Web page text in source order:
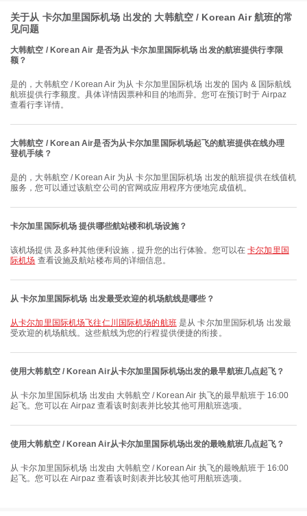
关于从 卡尔加里国际机场 出发的 大韩航空 / Korean Air 航班的常
见问题
大韩航空 / Korean Air 是否为从 卡尔加里国际机场 出发的航班提供行李限
额？
是的，大韩航空 / Korean Air 为从 卡尔加里国际机场 出发的 国内 & 国际航线
航班提供行李额度。具体详情因票种和目的地而异。您可在预订时于 Airpaz
查看行李详情。
大韩航空 / Korean Air是否为从卡尔加里国际机场起飞的航班提供在线办理
登机手续？
是的，大韩航空 / Korean Air 为从 卡尔加里国际机场 出发的航班提供在线值机
服务，您可以通过该航空公司的官网或应用程序方便地完成值机。
卡尔加里国际机场 提供哪些航站楼和机场设施？
该机场提供 及多种其他便利设施，提升您的出行体验。您可以在卡尔加里国
际机场 查看设施及航站楼布局的详细信息。
从 卡尔加里国际机场 出发最受欢迎的机场航线是哪些？
从卡尔加里国际机场飞往仁川国际机场的航班是从 卡尔加里国际机场 出发最
受欢迎的机场航线。这些航线为您的行程提供便捷的衔接。
使用大韩航空 / Korean Air从卡尔加里国际机场出发的最早航班几点起飞？
从 卡尔加里国际机场 出发由 大韩航空 / Korean Air 执飞的最早航班于 16:00
起飞。您可以在 Airpaz 查看该时刻表并比较其他可用航班选项。
使用大韩航空 / Korean Air从卡尔加里国际机场出发的最晚航班几点起飞？
从 卡尔加里国际机场 出发由 大韩航空 / Korean Air 执飞的最晚航班于 16:00
起飞。您可以在 Airpaz 查看该时刻表并比较其他可用航班选项。